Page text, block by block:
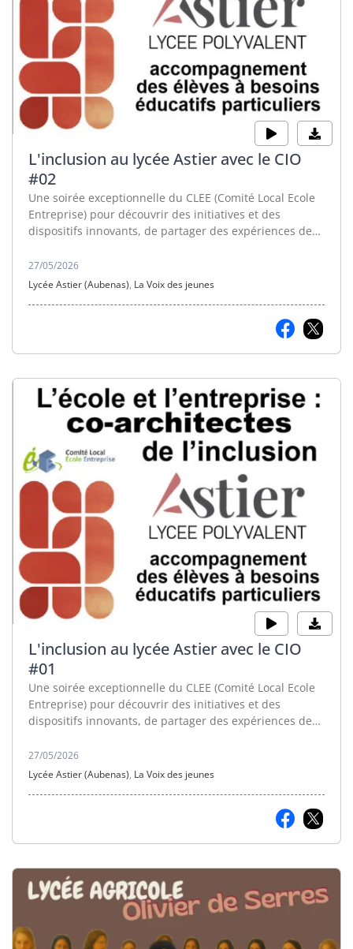
L'inclusion au lycée Astier avec le CIO
#02
Une soirée exceptionnelle du CLEE (Comité Local Ecole
Entreprise) pour découvrir des initiatives et des
dispositifs innovants, de partager des expériences de
27/05/2026
Lycée Astier (Aubenas), La Voix des jeunes
L'inclusion au lycée Astier avec le CIO
#01
Une soirée exceptionnelle du CLEE (Comité Local Ecole
Entreprise) pour découvrir des initiatives et des
dispositifs innovants, de partager des expériences de
27/05/2026
Lycée Astier (Aubenas), La Voix des jeunes